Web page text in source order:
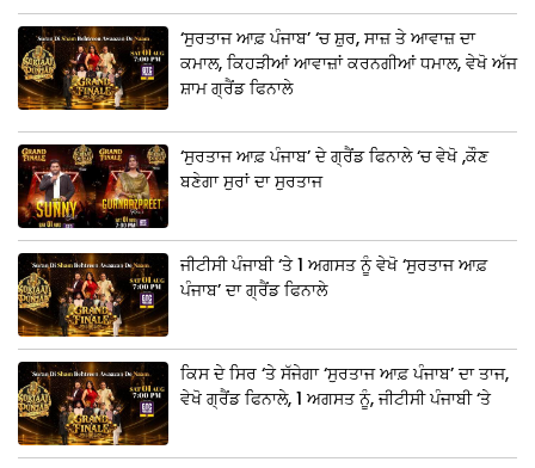
‘ਸੁਰਤਾਜ ਆਫ਼ ਪੰਜਾਬ’ ‘ਚ ਸ਼ੁਰ, ਸਾਜ਼ ਤੇ ਆਵਾਜ਼ ਦਾ
ਕਮਾਲ, ਕਿਹੜੀਆਂ ਆਵਾਜ਼ਾਂ ਕਰਨਗੀਆਂ ਧਮਾਲ, ਵੇਖੋ ਅੱਜ
ਸ਼ਾਮ ਗ੍ਰੈਂਡ ਫਿਨਾਲੇ
‘ਸੁਰਤਾਜ ਆਫ਼ ਪੰਜਾਬ’ ਦੇ ਗ੍ਰੈਂਡ ਫਿਨਾਲੇ ‘ਚ ਵੇਖੋ ,ਕੌਣ
ਬਣੇਗਾ ਸੁਰਾਂ ਦਾ ਸੁਰਤਾਜ
ਜੀਟੀਸੀ ਪੰਜਾਬੀ ‘ਤੇ 1 ਅਗਸਤ ਨੂੰ ਵੇਖੋ ‘ਸੁਰਤਾਜ ਆਫ਼
ਪੰਜਾਬ’ ਦਾ ਗ੍ਰੈਂਡ ਫਿਨਾਲੇ
ਕਿਸ ਦੇ ਸਿਰ ‘ਤੇ ਸੱਜੇਗਾ ‘ਸੁਰਤਾਜ ਆਫ਼ ਪੰਜਾਬ’ ਦਾ ਤਾਜ,
ਵੇਖੋ ਗ੍ਰੈਂਡ ਫਿਨਾਲੇ, 1 ਅਗਸਤ ਨੂੰ, ਜੀਟੀਸੀ ਪੰਜਾਬੀ ‘ਤੇ